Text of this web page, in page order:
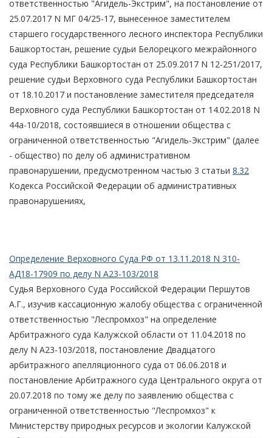
ответственностью "Агидель-Экстрим", на постановление от
25.07.2017 N МГ 04/25-17, вынесенное заместителем
старшего государственного лесного инспектора Республики
Башкортостан, решение судьи Белорецкого межрайонного
суда Республики Башкортостан от 25.09.2017 N 12-251/2017,
решение судьи Верховного суда Республики Башкортостан
от 18.10.2017 и постановление заместителя председателя
Верховного суда Республики Башкортостан от 14.02.2018 N
44а-10/2018, состоявшиеся в отношении общества с
ограниченной ответственностью "Агидель-Экстрим" (далее
- общество) по делу об административном
правонарушении, предусмотренном частью 3 статьи 8.32
Кодекса Российской Федерации об административных
правонарушениях,
Определение Верховного Суда РФ от 13.11.2018 N 310-
АД18-17909 по делу N А23-103/2018
Судья Верховного Суда Российской Федерации Першутов
А.Г., изучив кассационную жалобу общества с ограниченной
ответственностью "Леспромхоз" на определение
Арбитражного суда Калужской области от 11.04.2018 по
делу N А23-103/2018, постановление Двадцатого
арбитражного апелляционного суда от 06.06.2018 и
постановление Арбитражного суда Центрального округа от
20.07.2018 по тому же делу по заявлению общества с
ограниченной ответственностью "Леспромхоз" к
Министерству природных ресурсов и экологии Калужской